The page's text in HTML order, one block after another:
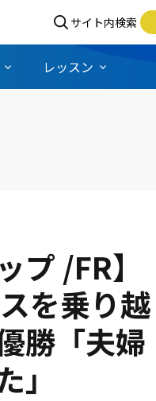
サイト内検索
レッスン
プ /FR】
を乗り越
勝「夫婦